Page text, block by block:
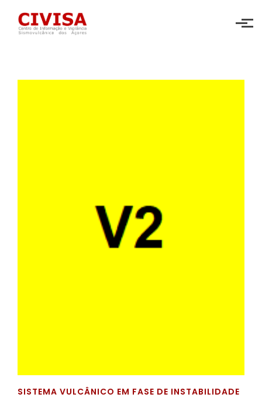
Skip to main content
SISTEMA VULCÂNICO EM FASE DE INSTABILIDADE